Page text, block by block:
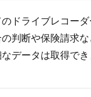
ドライブレコー
判断や保険請求
データは取得でき